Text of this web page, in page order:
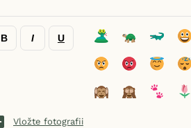
B I U
Vložte fotografii